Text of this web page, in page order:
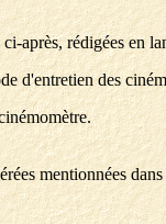
après, rédigées en
d'entretien des
mentionnées